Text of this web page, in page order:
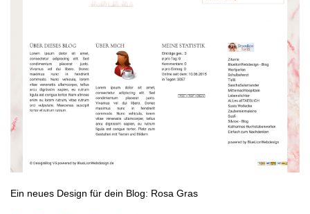
Ein neues Design für dein Blog: Rosa Gras